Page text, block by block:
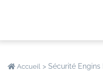
Accueil > Sécurité Engins